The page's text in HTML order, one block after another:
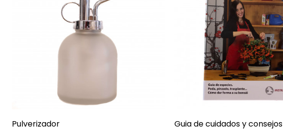
Pulverizador Guia de cuidados y consejos